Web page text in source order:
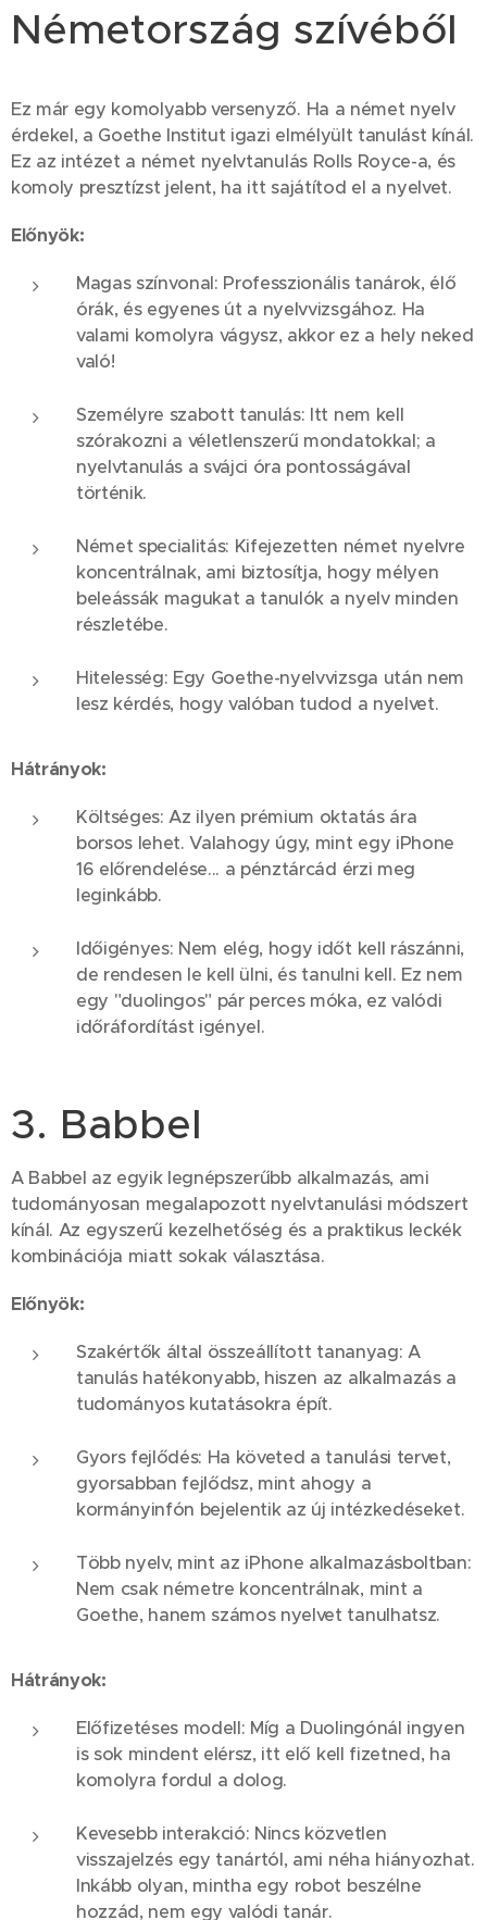
Németország szívéből
Ez már egy komolyabb versenyző. Ha a német nyelv
érdekel, a Goethe Institut igazi elmélyült tanulást kínál.
Ez az intézet a német nyelvtanulás Rolls Royce-a, és
komoly presztízst jelent, ha itt sajátítod el a nyelvet.
Előnyök:
Magas színvonal: Professzionális tanárok, élő
órák, és egyenes út a nyelvvizsgához. Ha
valami komolyra vágysz, akkor ez a hely neked
való!
Személyre szabott tanulás: Itt nem kell
szórakozni a véletlenszerű mondatokkal; a
nyelvtanulás a svájci óra pontosságával
történik.
Német specialitás: Kifejezetten német nyelvre
koncentrálnak, ami biztosítja, hogy mélyen
beleássák magukat a tanulók a nyelv minden
részletébe.
Hitelesség: Egy Goethe-nyelvvizsga után nem
lesz kérdés, hogy valóban tudod a nyelvet.
Hátrányok:
Költséges: Az ilyen prémium oktatás ára
borsos lehet. Valahogy úgy, mint egy iPhone
16 előrendelése... a pénztárcád érzi meg
leginkább.
Időigényes: Nem elég, hogy időt kell rászánni,
de rendesen le kell ülni, és tanulni kell. Ez nem
egy "duolingos" pár perces móka, ez valódi
időráfordítást igényel.
3. Babbel 📚
A Babbel az egyik legnépszerűbb alkalmazás, ami
tudományosan megalapozott nyelvtanulási módszert
kínál. Az egyszerű kezelhetőség és a praktikus leckék
kombinációja miatt sokak választása.
Előnyök:
Szakértők által összeállított tananyag: A
tanulás hatékonyabb, hiszen az alkalmazás a
tudományos kutatásokra épít.
Gyors fejlődés: Ha követed a tanulási tervet,
gyorsabban fejlődsz, mint ahogy a
kormányinfón bejelentik az új intézkedéseket.
Több nyelv, mint az iPhone alkalmazásboltban:
Nem csak németre koncentrálnak, mint a
Goethe, hanem számos nyelvet tanulhatsz.
Hátrányok:
Előfizetéses modell: Míg a Duolingónál ingyen
is sok mindent elérsz, itt elő kell fizetned, ha
komolyra fordul a dolog.
Kevesebb interakció: Nincs közvetlen
visszajelzés egy tanártól, ami néha hiányozhat.
Inkább olyan, mintha egy robot beszélne
hozzád, nem egy valódi tanár.